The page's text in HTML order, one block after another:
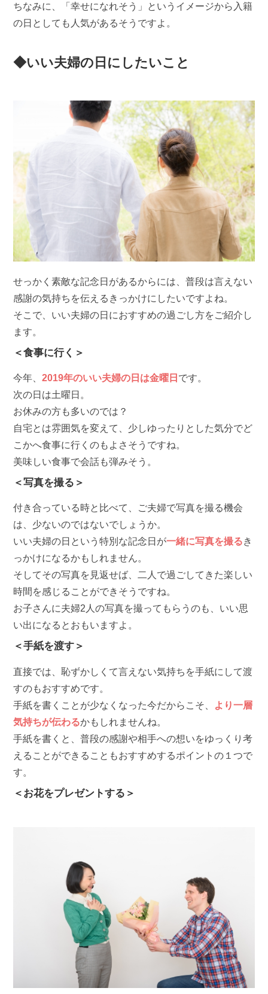
ちなみに、「幸せになれそう」というイメージから入籍
の日としても人気があるそうですよ。
◆いい夫婦の日にしたいこと
せっかく素敵な記念日があるからには、普段は言えない
感謝の気持ちを伝えるきっかけにしたいですよね。
そこで、いい夫婦の日におすすめの過ごし方をご紹介し
ます。
＜食事に行く＞
今年、2019年のいい夫婦の日は金曜日 です。
次の日は土曜日。
お休みの方も多いのでは？
自宅とは雰囲気を変えて、少しゆったりとした気分でど
こかへ食事に行くのもよさそうですね。
美味しい食事で会話も弾みそう。
＜写真を撮る＞
付き合っている時と比べて、ご夫婦で写真を撮る機会
は、少ないのではないでしょうか。
いい夫婦の日という特別な記念日が一緒に写真を撮るき
っかけになるかもしれません。
そしてその写真を見返せば、二人で過ごしてきた楽しい
時間を感じることができそうですね。
お子さんに夫婦2人の写真を撮ってもらうのも、いい思
い出になるとおもいますよ。
＜手紙を渡す＞
直接では、恥ずかしくて言えない気持ちを手紙にして渡
すのもおすすめです。
手紙を書くことが少なくなった今だからこそ、 より一層
気持ちが伝わるかもしれませんね。
手紙を書くと、普段の感謝や相手への想いをゆっくり考
えることができることもおすすめするポイントの１つで
す。
＜お花をプレゼントする＞